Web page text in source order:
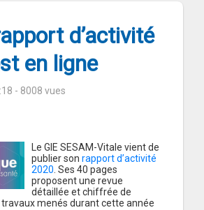
d’activité
en ligne
- 8008 vues
Le GIE SESAM-Vitale vient de
publier sonrapport d’activité
2020. Ses 40 pages
proposent une revue
détaillée et chiffrée de
travaux menés durant cette année